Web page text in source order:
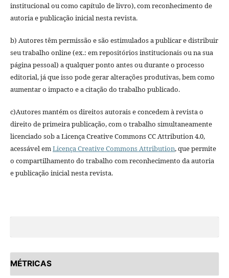
institucional ou como capítulo de livro), com reconhecimento de
autoria e publicação inicial nesta revista.
b) Autores têm permissão e são estimulados a publicar e distribuir
seu trabalho online (ex.: em repositórios institucionais ou na sua
página pessoal) a qualquer ponto antes ou durante o processo
editorial, já que isso pode gerar alterações produtivas, bem como
aumentar o impacto e a citação do trabalho publicado.
c)Autores mantém os direitos autorais e concedem à revista o
direito de primeira publicação, com o trabalho simultaneamente
licenciado sob a Licença Creative Commons CC Attribution 4.0,
acessável em Licença Creative Commons Attribution, que permite
o compartilhamento do trabalho com reconhecimento da autoria
e publicação inicial nesta revista.
MÉTRICAS